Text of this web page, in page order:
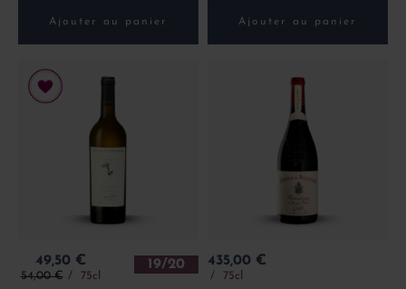
Ajouter au panier Ajouter au panier
Prix
49,50 €
Prix de base
54,00 € 75cl
19/20 Prix
435,00 €
75cl